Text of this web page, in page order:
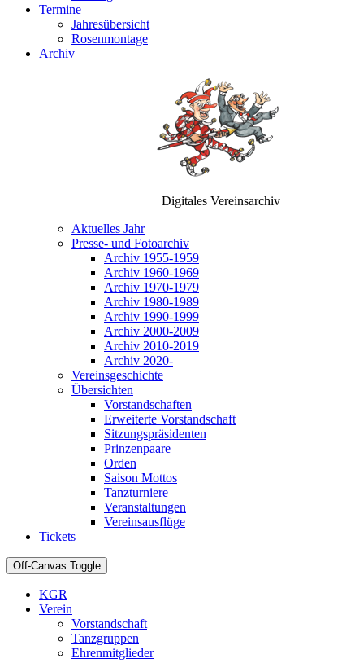
Termine
Jahresübersicht
Rosenmontage
Archiv
Digitales Vereinsarchiv
Aktuelles Jahr
Presse- und Fotoarchiv
Archiv 1955-1959
Archiv 1960-1969
Archiv 1970-1979
Archiv 1980-1989
Archiv 1990-1999
Archiv 2000-2009
Archiv 2010-2019
Archiv 2020-
Vereinsgeschichte
Übersichten
Vorstandschaften
Erweiterte Vorstandschaft
Sitzungspräsidenten
Prinzenpaare
Orden
Saison Mottos
Tanzturniere
Veranstaltungen
Vereinsausflüge
Tickets
Off-Canvas Toggle
KGR
Verein
Vorstandschaft
Tanzgruppen
Ehrenmitglieder